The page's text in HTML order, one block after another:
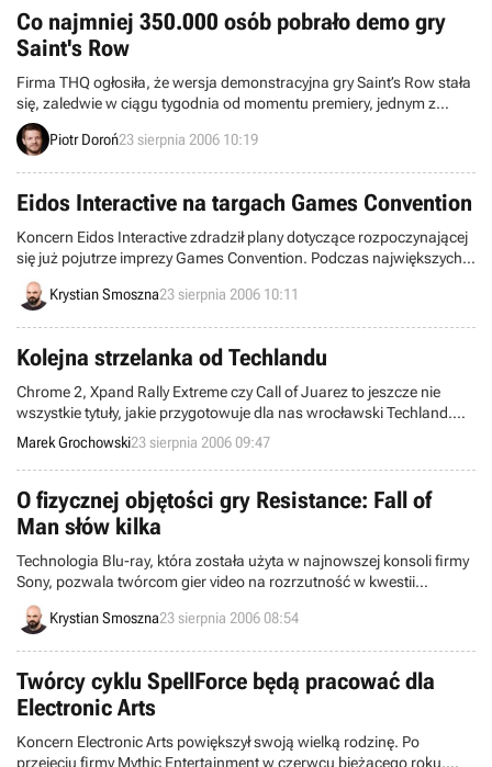
Co najmniej 350.000 osób pobrało demo gry
Saint's Row
Firma THQ ogłosiła, że wersja demonstracyjna gry Saint’s Row stała
się, zaledwie w ciągu tygodnia od momentu premiery, jednym z
najczęściej pobieranych programów, udostępnionych za
pośrednictwem Xbox Live Marketplace.
Piotr Doroń23 sierpnia 2006 10:19
Eidos Interactive na targach Games Convention
Koncern Eidos Interactive zdradził plany dotyczące rozpoczynającej
się już pojutrze imprezy Games Convention. Podczas największych
w Europie targów gier i rozrywki multimedialnej, doskonale znany
wszystkim producent i wydawca programów rozrywkowych, pokaże
Krystian Smoszna23 sierpnia 2006 10:11
Kolejna strzelanka od Techlandu
Chrome 2, Xpand Rally Extreme czy Call of Juarez to jeszcze nie
wszystkie tytuły, jakie przygotowuje dla nas wrocławski Techland.
Dolnośląskie studio rozpoczęło już prace nad kolejną pozycję, FPS-
em o nazwie Warhound.
Marek Grochowski23 sierpnia 2006 09:47
O fizycznej objętości gry Resistance: Fall of
Man słów kilka
Technologia Blu-ray, która została użyta w najnowszej konsoli firmy
Sony, pozwala twórcom gier video na rozrzutność w kwestii
fizycznej objętości programów na dysku. Potwierdza to przypadek
jednej z najlepiej zapowiadających się produkcji, jaka zostania
Krystian Smoszna23 sierpnia 2006 08:54
Twórcy cyklu SpellForce będą pracować dla
Electronic Arts
Koncern Electronic Arts powiększył swoją wielką rodzinę. Po
przejęciu firmy Mythic Entertainment w czerwcu bieżącego roku,